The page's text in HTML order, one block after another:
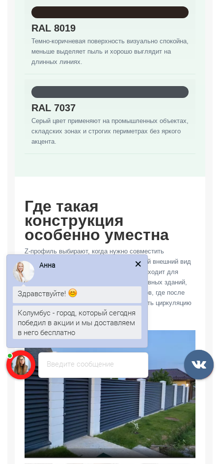
RAL 8019
Темно-коричневая поверхность визуально спокойна,
меньше выделяет пыль и хорошо выглядит на
длинных линиях.
RAL 7037
Серый цвет применяют на промышленных объектах,
складских зонах и строгих периметрах без яркого
акцента.
Где такая
конструкция
особенно уместна
Z-профиль выбирают, когда нужно совместить
приватность, проветривание и аккуратный внешний вид
без эффекта глухой стены. Решение подходит для
коттеджей, дачных домов, административных зданий,
складских площадок, парковок и участков, где после
дождя и в жаркую погоду важно сохранить циркуляцию
воздуха вдоль границы территории.
Введите сообщение
Анна
Здравствуйте!
Колумбус - город, который сегодня
победил в акции и мы доставляем
в него бесплатно
Аннапечатает...